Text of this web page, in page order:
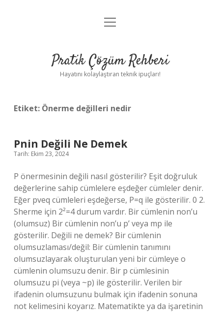
Anasayfa
Yasal Uyarı
menüyü
Pratik Çözüm Rehberi
Hayatını kolaylaştıran teknik ipuçları!
Etiket: Önerme değilleri nedir
Pnin Değili Ne Demek
Tarih: Ekim 23, 2024
P önermesinin değili nasıl gösterilir? Eşit doğruluk
değerlerine sahip cümlelere eşdeğer cümleler denir.
Eğer pveq cümleleri eşdeğerse, P=q ile gösterilir. 0 2.
Sherme için 2²=4 durum vardır. Bir cümlenin non’u
(olumsuz) Bir cümlenin non’u p’ veya mp ile
gösterilir. Değili ne demek? Bir cümlenin
olumsuzlaması/değil: Bir cümlenin tanımını
olumsuzlayarak oluşturulan yeni bir cümleye o
cümlenin olumsuzu denir. Bir p cümlesinin
olumsuzu pi (veya ~p) ile gösterilir. Verilen bir
ifadenin olumsuzunu bulmak için ifadenin sonuna
not kelimesini koyarız. Matematikte ya da işaretinin